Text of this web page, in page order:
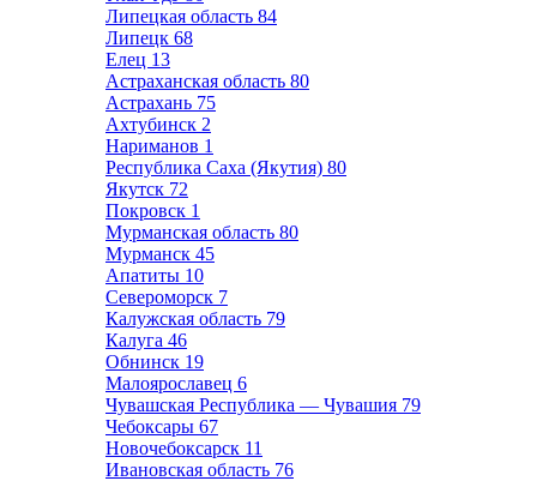
Липецкая область 84
Липецк 68
Елец 13
Астраханская область 80
Астрахань 75
Ахтубинск 2
Нариманов 1
Республика Саха (Якутия) 80
Якутск 72
Покровск 1
Мурманская область 80
Мурманск 45
Апатиты 10
Североморск 7
Калужская область 79
Калуга 46
Обнинск 19
Малоярославец 6
Чувашская Республика — Чувашия 79
Чебоксары 67
Новочебоксарск 11
Ивановская область 76